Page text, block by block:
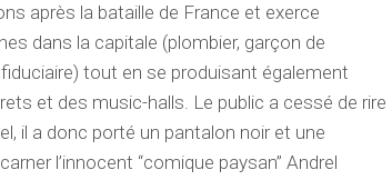
après la bataille de France et exerce
dans la capitale (plombier, garçon de
tout en se produisant également
et des music-halls. Le public a cessé de rire
il a donc porté un pantalon noir et une
l’innocent “comique paysan” Andrel